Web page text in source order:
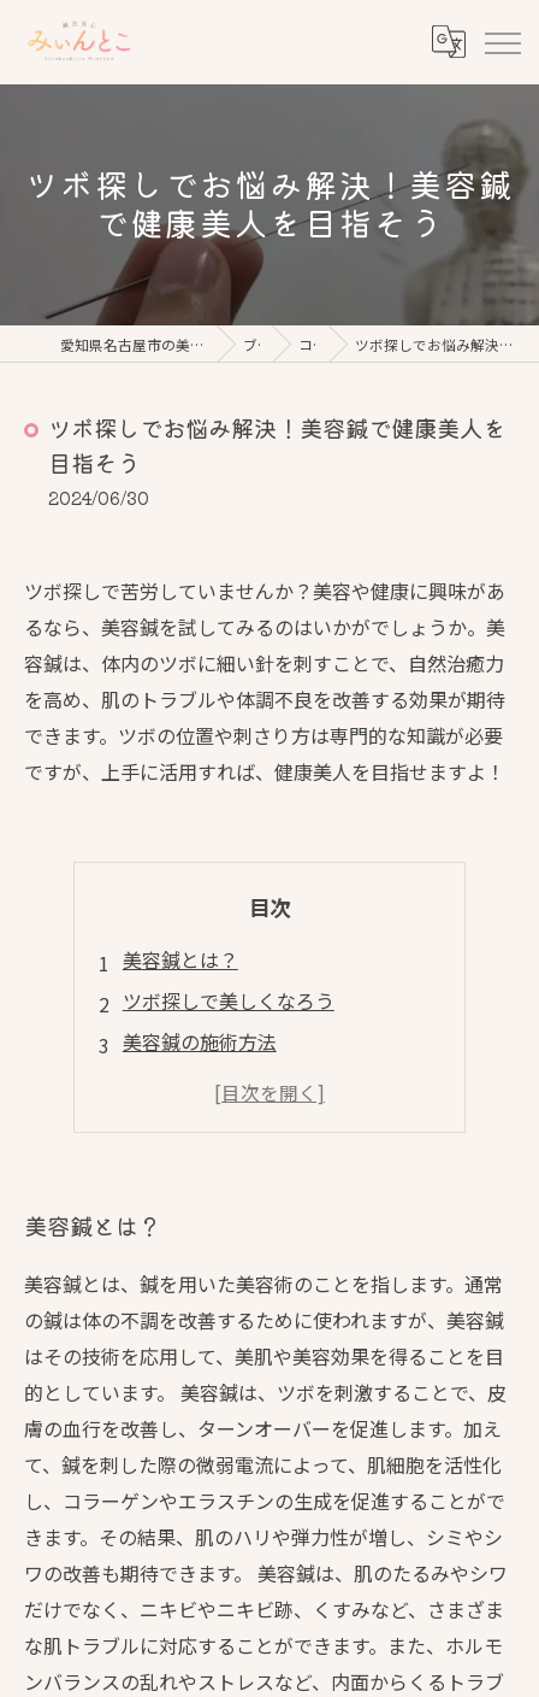
ツボ探しでお悩み解決！美容鍼
で健康美人を目指そう
愛知県名古屋市の美容鍼なら鍼灸美心みぃんとこ ブログ コラム ツボ探しでお悩み解決！美容鍼で健康美人を目指そう
ツボ探しでお悩み解決！美容鍼で健康美人を
目指そう
2024/06/30
ツボ探しで苦労していませんか？美容や健康に興味があ
るなら、美容鍼を試してみるのはいかがでしょうか。美
容鍼は、体内のツボに細い針を刺すことで、自然治癒力
を高め、肌のトラブルや体調不良を改善する効果が期待
できます。ツボの位置や刺さり方は専門的な知識が必要
ですが、上手に活用すれば、健康美人を目指せますよ！
目次
美容鍼とは？
ツボ探しで美しくなろう
美容鍼の施術方法
美容鍼の効果
美容鍼とは？
美容鍼とは、鍼を用いた美容術のことを指します。通常
の鍼は体の不調を改善するために使われますが、美容鍼
はその技術を応用して、美肌や美容効果を得ることを目
的としています。 美容鍼は、ツボを刺激することで、皮
膚の血行を改善し、ターンオーバーを促進します。加え
て、鍼を刺した際の微弱電流によって、肌細胞を活性化
し、コラーゲンやエラスチンの生成を促進することがで
きます。その結果、肌のハリや弾力性が増し、シミやシ
ワの改善も期待できます。 美容鍼は、肌のたるみやシワ
だけでなく、ニキビやニキビ跡、くすみなど、さまざま
な肌トラブルに対応することができます。また、ホルモ
ンバランスの乱れやストレスなど、内面からくるトラブ